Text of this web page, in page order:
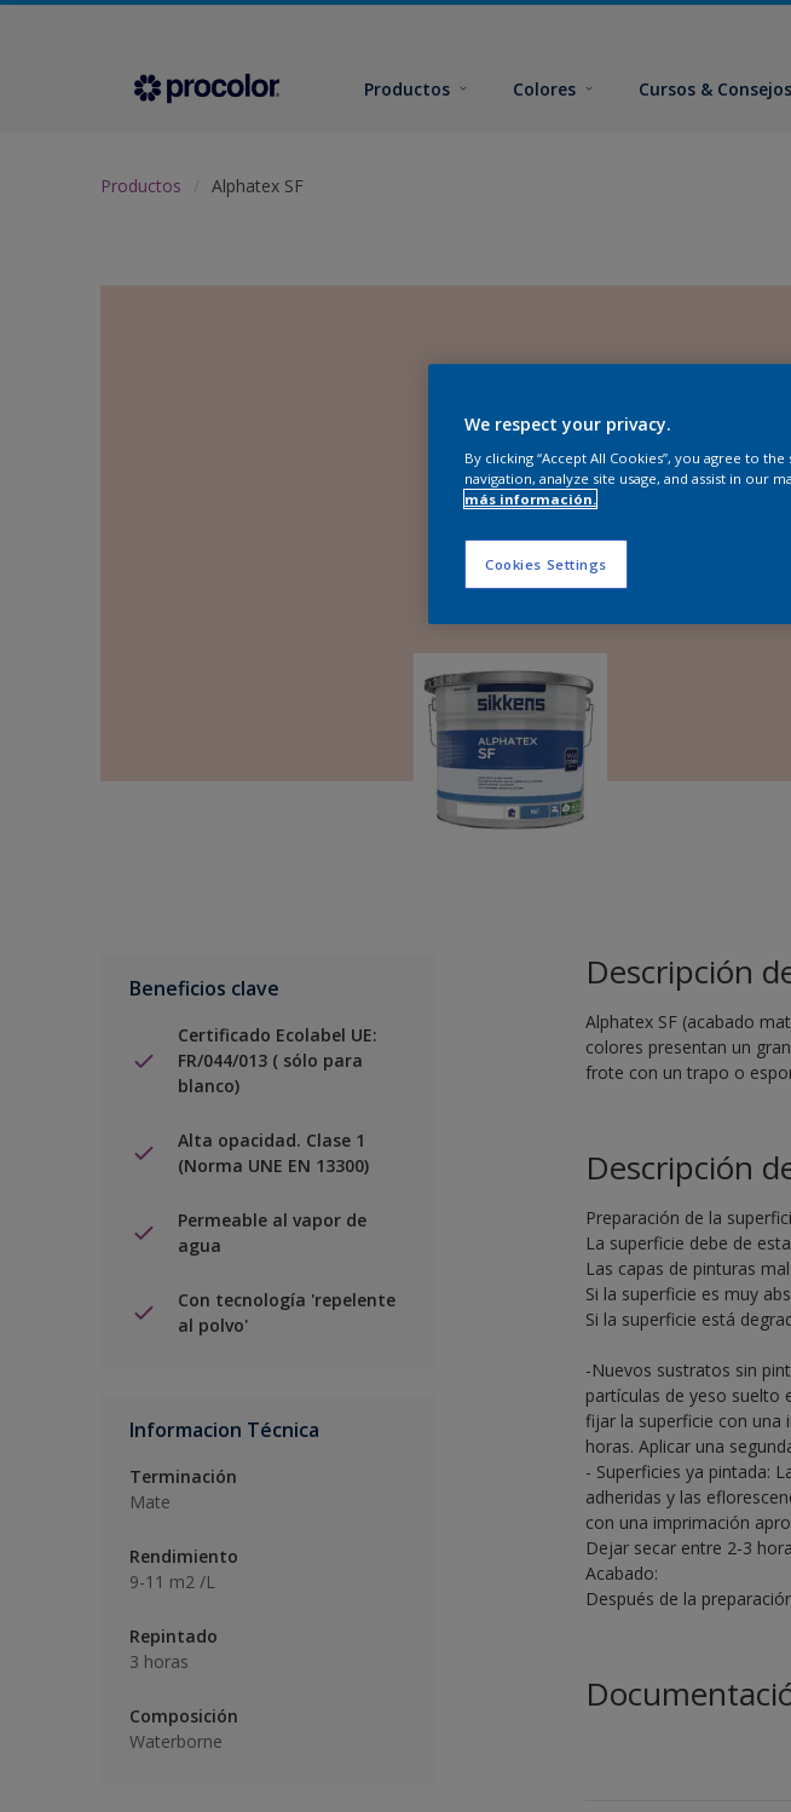
Productos Colores Cursos & Consejos
Productos Alphatex SF
Beneficios clave
Certificado Ecolabel UE:
FR/044/013 ( sólo para
blanco)
Alta opacidad. Clase 1
(Norma UNE EN 13300)
Permeable al vapor de
agua
Con tecnología 'repelente
al polvo'
Informacion Técnica
Terminación
Mate
Rendimiento
9-11 m2 /L
Repintado
3 horas
Composición
Waterborne
Descripción
Alphatex SF (acabado
colores presentan un
frote con un trapo o
Descripción
Preparación de la
La superficie debe de
Las capas de pinturas
Si la superficie es muy
Si la superficie está
-Nuevos sustratos sin
partículas de yeso suelto
fijar la superficie con una
horas. Aplicar una
- Superficies ya pintada:
adheridas y las
con una imprimación
Dejar secar entre 2-3
Acabado:
Después de la
We respect your privacy.
By clicking “Accept All Cookies”, you agree to
navigation, analyze site usage, and assist in our
más información.
Cookies Settings